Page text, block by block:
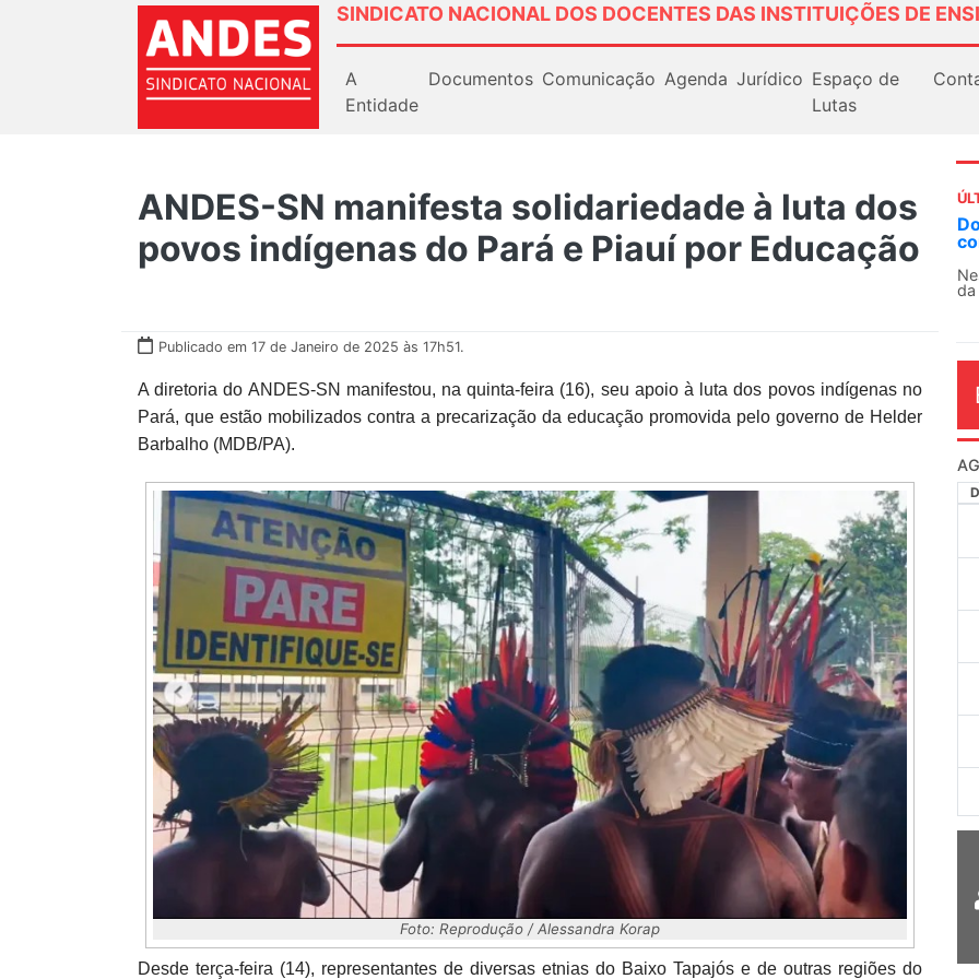
SINDICATO NACIONAL DOS DOCENTES DAS INSTITUIÇÕES DE
A
Entidade
Documentos Comunicação Agenda Jurídico Espaço de
Lutas
ANDES-SN manifesta solidariedade à luta dos
povos indígenas do Pará e Piauí por Educação
Publicado em 17 de Janeiro de 2025 às 17h51.
A diretoria do ANDES-SN manifestou, na quinta-feira (16), seu apoio à luta dos povos indígenas no
Pará, que estão mobilizados contra a precarização da educação promovida pelo governo de Helder
Barbalho (MDB/PA).
Foto: Reprodução / Alessandra Korap
Desde terça-feira (14), representantes de diversas etnias do Baixo Tapajós e de outras regiões do
O